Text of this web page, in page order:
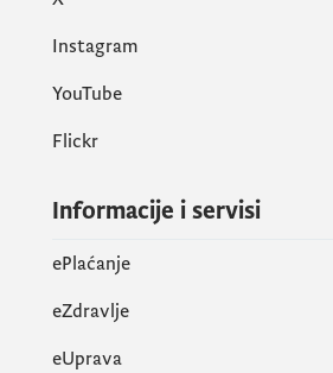
Instagram
YouTube
Flickr
Informacije i servisi
ePlaćanje
eZdravlje
eUprava